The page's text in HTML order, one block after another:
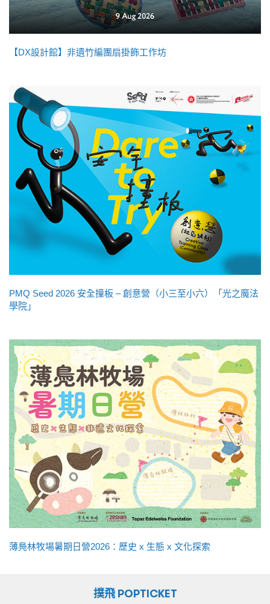
【DX設計館】非遺竹編團扇掛飾工作坊
PMQ Seed 2026 安全撞板 – 創意營（小三至小六）「光之魔法
學院」
薄鳧林牧場暑期日營2026：歷史 x 生態 x 文化探索
撲飛 POPTICKET